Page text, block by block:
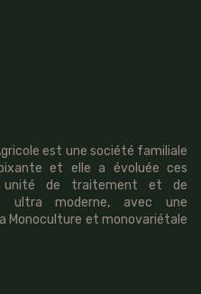
est une société familiale
et elle a évoluée ces
unité de traitement et de
ultra moderne, avec une
Monoculture et monovariétale